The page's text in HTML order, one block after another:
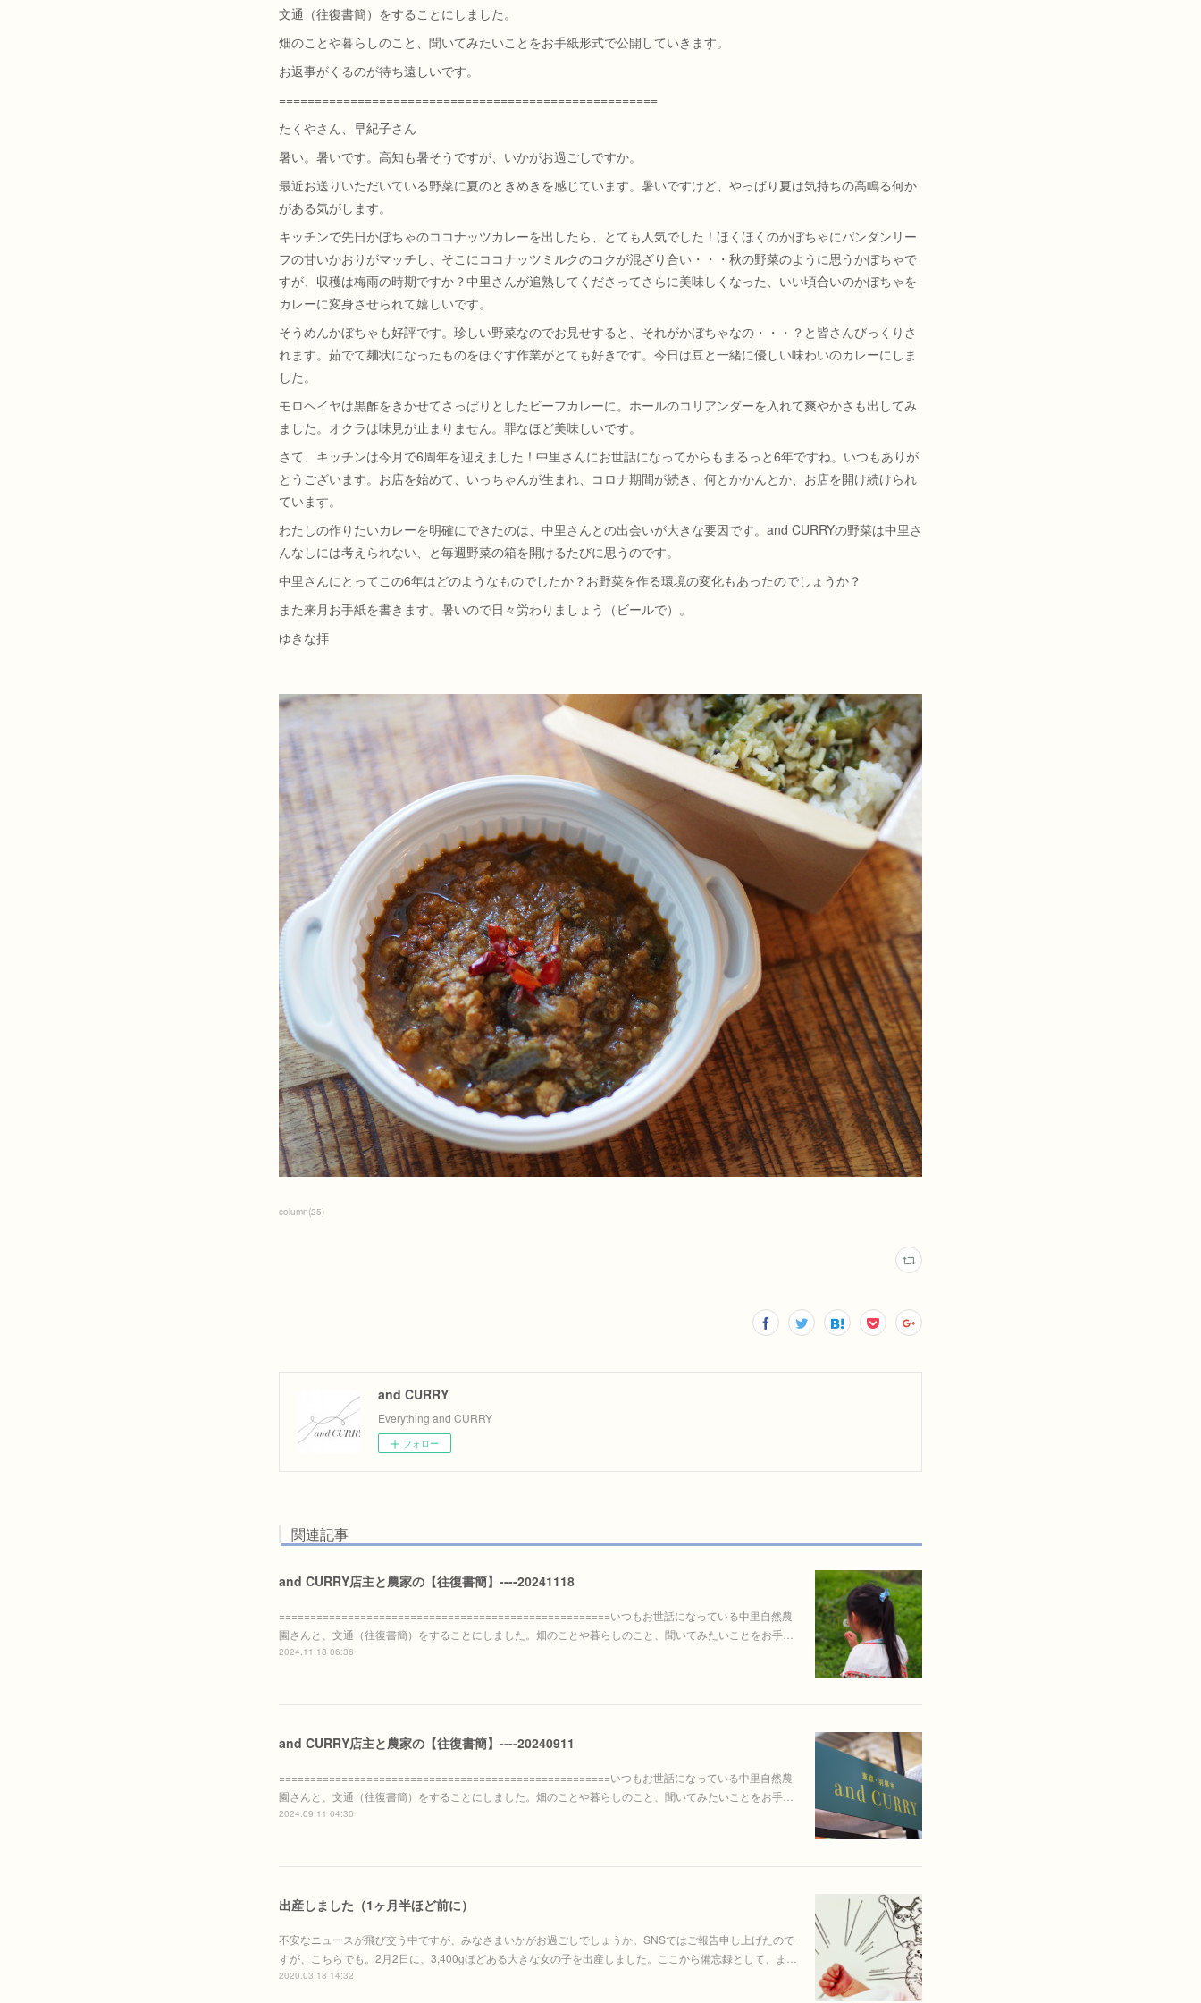
文通（往復書簡）をすることにしました。
畑のことや暮らしのこと、聞いてみたいことをお手紙形式で公開していきます。
お返事がくるのが待ち遠しいです。
=====================================================
たくやさん、早紀子さん
暑い。暑いです。高知も暑そうですが、いかがお過ごしですか。
最近お送りいただいている野菜に夏のときめきを感じています。暑いですけど、やっぱり夏は気持ちの高鳴る何か
がある気がします。
キッチンで先日かぼちゃのココナッツカレーを出したら、とても人気でした！ほくほくのかぼちゃにパンダンリー
フの甘いかおりがマッチし、そこにココナッツミルクのコクが混ざり合い・・・秋の野菜のように思うかぼちゃで
すが、収穫は梅雨の時期ですか？中里さんが追熟してくださってさらに美味しくなった、いい頃合いのかぼちゃを
カレーに変身させられて嬉しいです。
そうめんかぼちゃも好評です。珍しい野菜なのでお見せすると、それがかぼちゃなの・・・？と皆さんびっくりさ
れます。茹でて麺状になったものをほぐす作業がとても好きです。今日は豆と一緒に優しい味わいのカレーにしま
した。
モロヘイヤは黒酢をきかせてさっぱりとしたビーフカレーに。ホールのコリアンダーを入れて爽やかさも出してみ
ました。オクラは味見が止まりません。罪なほど美味しいです。
さて、キッチンは今月で6周年を迎えました！中里さんにお世話になってからもまるっと6年ですね。いつもありが
とうございます。お店を始めて、いっちゃんが生まれ、コロナ期間が続き、何とかかんとか、お店を開け続けられ
ています。
わたしの作りたいカレーを明確にできたのは、中里さんとの出会いが大きな要因です。and CURRYの野菜は中里さ
んなしには考えられない、と毎週野菜の箱を開けるたびに思うのです。
中里さんにとってこの6年はどのようなものでしたか？お野菜を作る環境の変化もあったのでしょうか？
また来月お手紙を書きます。暑いので日々労わりましょう（ビールで）。
ゆきな拝
column(25)
and CURRY
Everything and CURRY
フォロー
関連記事
and CURRY店主と農家の【往復書簡】----20241118
=====================================================いつもお世話になっている中里自然農
園さんと、文通（往復書簡）をすることにしました。畑のことや暮らしのこと、聞いてみたいことをお手…
2024.11.18 06:36
and CURRY店主と農家の【往復書簡】----20240911
=====================================================いつもお世話になっている中里自然農
園さんと、文通（往復書簡）をすることにしました。畑のことや暮らしのこと、聞いてみたいことをお手…
2024.09.11 04:30
出産しました（1ヶ月半ほど前に）
不安なニュースが飛び交う中ですが、みなさまいかがお過ごしでしょうか。SNSではご報告申し上げたので
すが、こちらでも。2月2日に、3,400gほどある大きな女の子を出産しました。ここから備忘録として、ま…
2020.03.18 14:32